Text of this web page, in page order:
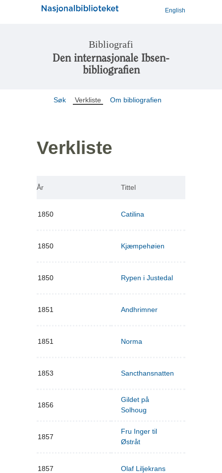
English
Bibliografi
Den internasjonale Ibsen-
bibliografien
Søk Verkliste Om bibliografien
Verkliste
År Tittel
1850 Catilina
1850 Kjæmpehøien
1850 Rypen i Justedal
1851 Andhrimner
1851 Norma
1853 Sancthansnatten
1856
Gildet på
Solhoug
1857
Fru Inger til
Østråt
1857 Olaf Liljekrans